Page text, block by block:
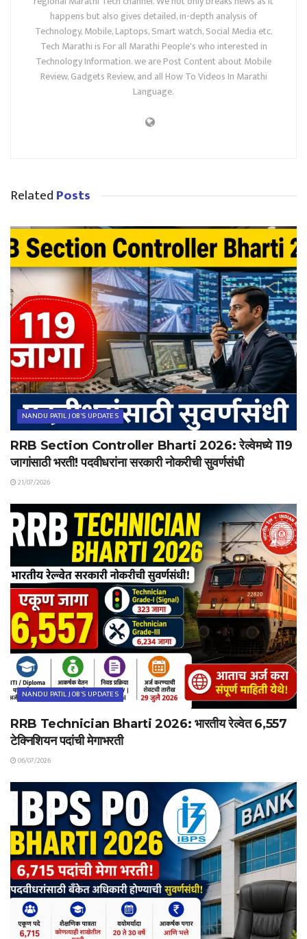
happens but also gives detailed, in-depth analysis of
Technology, Mobile, Laptops, Smart watch, Social Media etc.
Tech Marathi is For all Marathi People's who interested in
Technology Information. we are Post Content about Mobile
Review, Gadgets Review, and all How To Videos In Marathi
Language.
RelatedPosts
NANDU PATIL JOB'S UPDATES
RRB Section Controller Bharti 2026: रेल्वेमध्ये 119
जागांसाठी भरती! पदवीधरांना सरकारी नोकरीची सुवर्णसंधी
21/07/2026
NANDU PATIL JOB'S UPDATES
RRB Technician Bharti 2026: भारतीय रेल्वेत 6,557
टेक्निशियन पदांची मेगाभरती
06/07/2026